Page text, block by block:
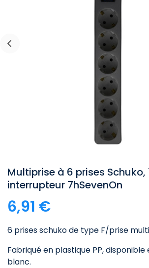
Multiprise à 6 prises Schuko,
interrupteur 7hSevenOn
6,91 €
6 prises schuko de type F/prise
Fabriqué en plastique PP, disponible
blanc.